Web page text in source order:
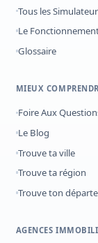
Tous les
Le
Glossaire
MIEUX
Foire Aux
Le Blog
Trouve ta ville
Trouve ta région
Trouve ton
AGENCES